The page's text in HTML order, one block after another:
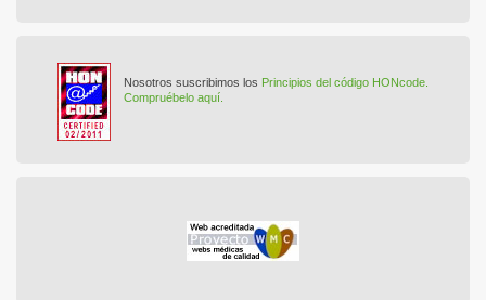
Nosotros suscribimos los Principios del código HONcode.
Compruébelo aquí.